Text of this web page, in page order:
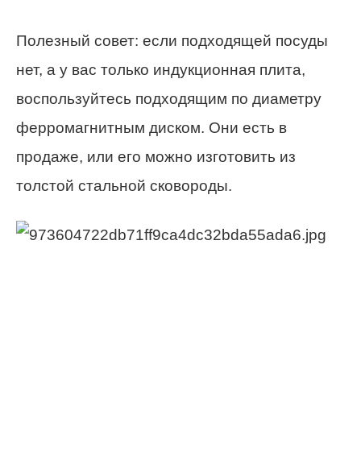
Полезный совет: если подходящей посуды
нет, а у вас только индукционная плита,
воспользуйтесь подходящим по диаметру
ферромагнитным диском. Они есть в
продаже, или его можно изготовить из
толстой стальной сковороды.